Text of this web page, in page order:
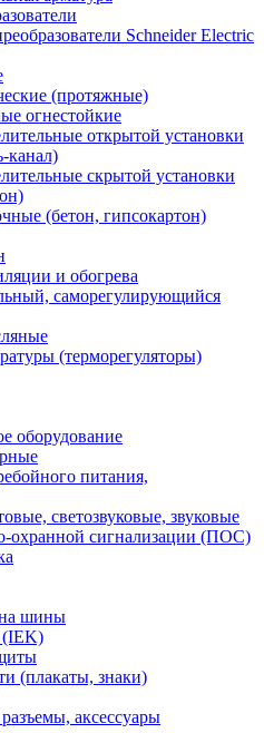
Schneider Electric
(протяжные)
огнестойкие
открытой установки
канал)
скрытой установки
(бетон, гипсокартон)
и обогрева
саморегулирующийся
(терморегуляторы)
оборудование
питания,
светозвуковые, звуковые
охранной сигнализации (ПОС)
шины
(плакаты, знаки)
аксессуары